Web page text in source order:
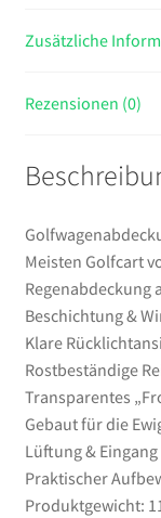
Yamaha,
&
aus
Oxford-
Gewebe,
mit
PU-
Beschichtung
&
Winddichtem
Hakensystem
Menge
Zusätzliche
Rezensionen (0)
Meisten Golfcart
Regenabdeckung
Beschichtung &
Klare
Rostbeständige
Transparentes
Gebaut für die
Lüftung & Eingang
Praktischer
Produktgewicht: